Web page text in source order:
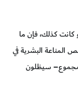
كذلك، فإن ما
المناعة البشرية في
شخص في المجموع– سيظلون